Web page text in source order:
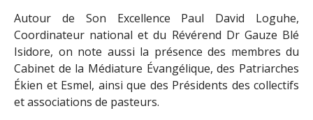
Autour de Son Excellence Paul David Loguhe,
Coordinateur national et du Révérend Dr Gauze Blé
Isidore, on note aussi la présence des membres du
Cabinet de la Médiature Évangélique, des Patriarches
Ékien et Esmel, ainsi que des Présidents des collectifs
et associations de pasteurs.